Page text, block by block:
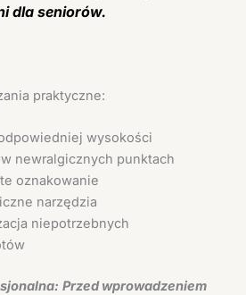
dla seniorów.
praktyczne:
wysokości
newralgicznych punktach
oznakowanie
narzędzia
niepotrzebnych
Przed wprowadzeniem